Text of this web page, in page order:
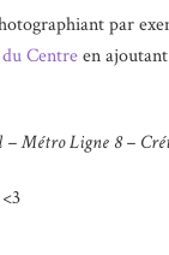
par
Centreen
–Métro Ligne 8 –